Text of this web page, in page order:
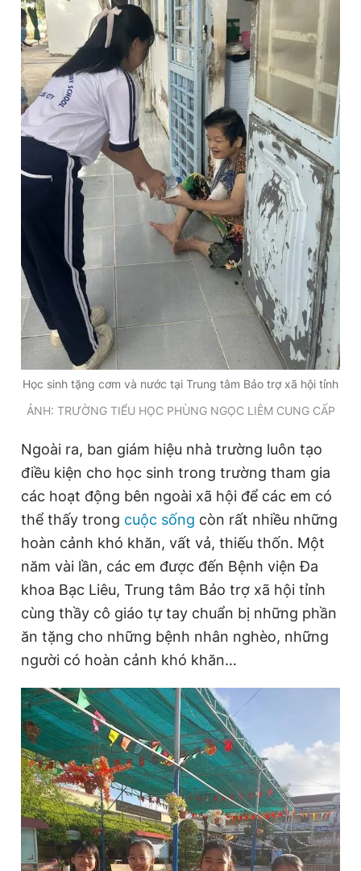
Học sinh tặng cơm và nước tại Trung tâm Bảo trợ xã hội tỉnh
ẢNH: TRƯỜNG TIỂU HỌC PHÙNG NGỌC LIÊM CUNG CẤP
Ngoài ra, ban giám hiệu nhà trường luôn tạo
điều kiện cho học sinh trong trường tham gia
các hoạt động bên ngoài xã hội để các em có
thể thấy trong cuộc sống còn rất nhiều những
hoàn cảnh khó khăn, vất vả, thiếu thốn. Một
năm vài lần, các em được đến Bệnh viện Đa
khoa Bạc Liêu, Trung tâm Bảo trợ xã hội tỉnh
cùng thầy cô giáo tự tay chuẩn bị những phần
ăn tặng cho những bệnh nhân nghèo, những
người có hoàn cảnh khó khăn…